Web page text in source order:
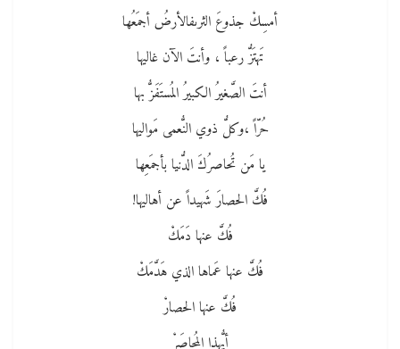
أمسِكْ جذوعَ الثرىفالأرضُ أجمَعُها
تَهتَزُّ رعباً ، وأنتَ الآن غاليها
أنتَ الصَّغيرُ الكبيرُ المُستَفَزُّ بها
حُرّاً ،وكلُّ ذوي النُّعمى مَواليها
يا مَن تُحاصرُكَ الدُّنيا بأجمَعِها
فُكَّ الحصارَ شَهيداً عن أهاليها!
فُكَّ عنها دَمَكْ
فُكَّ عنها عَماها الذي هَدَّمَكْ
فُكَّ عنها الحصارْ
أيُّهذا المُحاصَرْ